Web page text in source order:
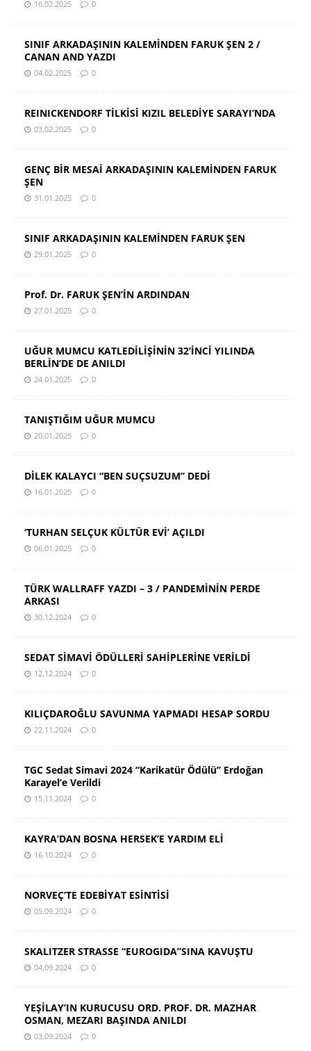
16.02.2025 0
SINIF ARKADAŞININ KALEMİNDEN FARUK ŞEN 2 /
CANAN AND YAZDI
04.02.2025 0
REINICKENDORF TİLKİSİ KIZIL BELEDİYE SARAYI’NDA
03.02.2025 0
GENÇ BİR MESAİ ARKADAŞININ KALEMİNDEN FARUK
ŞEN
31.01.2025 0
SINIF ARKADAŞININ KALEMİNDEN FARUK ŞEN
29.01.2025 0
Prof. Dr. FARUK ŞEN’İN ARDINDAN
27.01.2025 0
UĞUR MUMCU KATLEDİLİŞİNİN 32’İNCİ YILINDA
BERLİN’DE DE ANILDI
24.01.2025 0
TANIŞTIĞIM UĞUR MUMCU
20.01.2025 0
DİLEK KALAYCI “BEN SUÇSUZUM” DEDİ
16.01.2025 0
‘TURHAN SELÇUK KÜLTÜR EVİ’ AÇILDI
06.01.2025 0
TÜRK WALLRAFF YAZDI – 3 / PANDEMİNİN PERDE
ARKASI
30.12.2024 0
SEDAT SİMAVİ ÖDÜLLERİ SAHİPLERİNE VERİLDİ
12.12.2024 0
KILIÇDAROĞLU SAVUNMA YAPMADI HESAP SORDU
22.11.2024 0
TGC Sedat Simavi 2024 “Karikatür Ödülü” Erdoğan
Karayel’e Verildi
15.11.2024 0
KAYRA’DAN BOSNA HERSEK’E YARDIM ELİ
16.10.2024 0
NORVEÇ’TE EDEBİYAT ESİNTİSİ
05.09.2024 0
SKALITZER STRASSE “EUROGIDA”SINA KAVUŞTU
04.09.2024 0
YEŞİLAY’IN KURUCUSU ORD. PROF. DR. MAZHAR
OSMAN, MEZARI BAŞINDA ANILDI
03.09.2024 0